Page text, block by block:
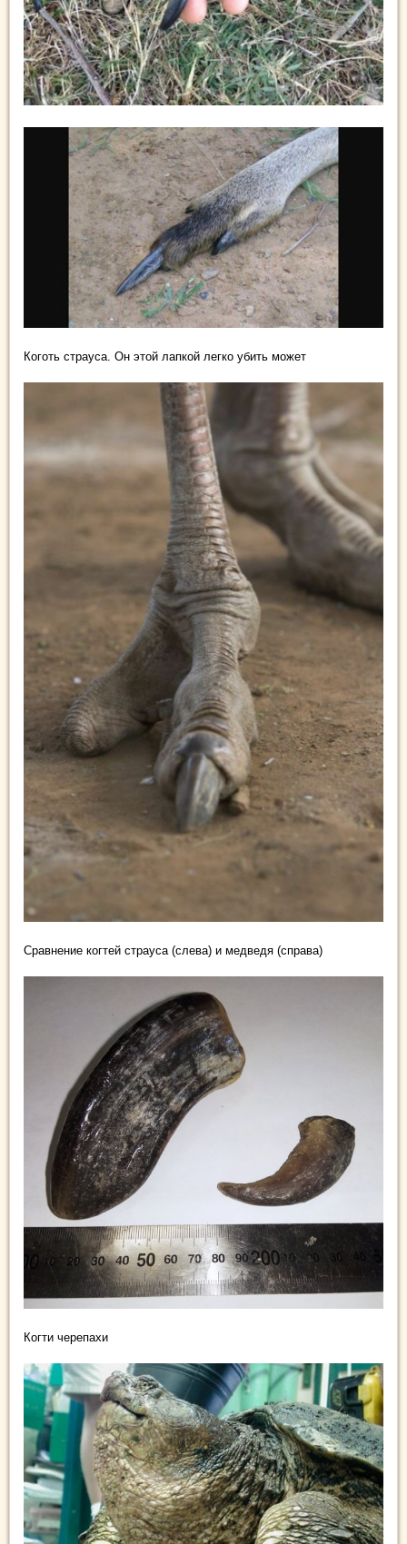
Коготь страуса. Он этой лапкой легко убить может
Сравнение когтей страуса (слева) и медведя (справа)
Когти черепахи